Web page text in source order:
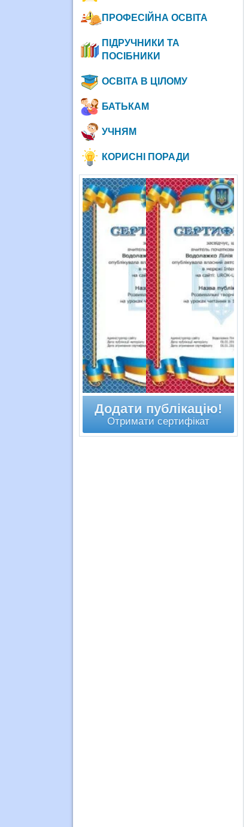
ПРОФЕСІЙНА ОСВІТА
ПІДРУЧНИКИ ТА
ПОСІБНИКИ
ОСВІТА В ЦІЛОМУ
БАТЬКАМ
УЧНЯМ
КОРИСНІ ПОРАДИ
Додати публікацію!
Отримати сертифікат